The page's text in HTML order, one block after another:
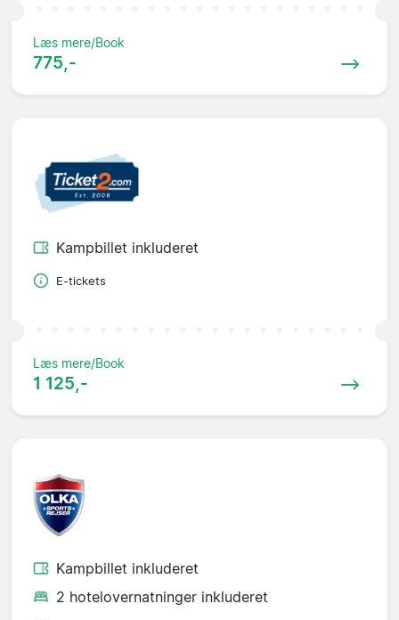
Læs mere/Book
775,-
Kampbillet inkluderet
E-tickets
Læs mere/Book
1 125,-
Kampbillet inkluderet
2 hotelovernatninger inkluderet